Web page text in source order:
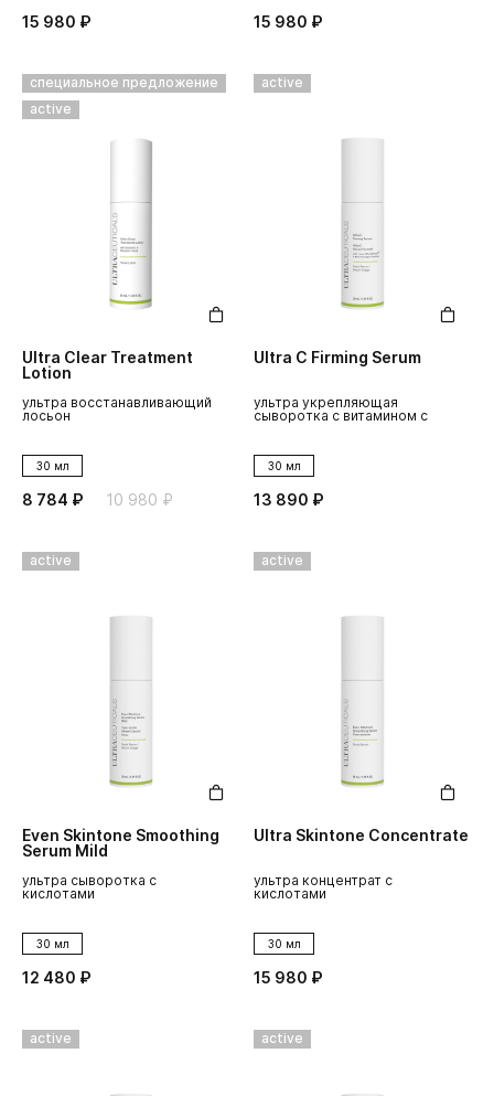
15 980 ₽ 15 980 ₽
специальное предложение
active
Ultra Clear Treatment
Lotion
ультра восстанавливающий
лосьон
30 мл
8 784 ₽ 10 980 ₽
active
Ultra C Firming Serum
ультра укрепляющая
сыворотка с витамином с
30 мл
13 890 ₽
active
Even Skintone Smoothing
Serum Mild
ультра сыворотка с
кислотами
30 мл
12 480 ₽
active
Ultra Skintone Concentrate
ультра концентрат с
кислотами
30 мл
15 980 ₽
active active